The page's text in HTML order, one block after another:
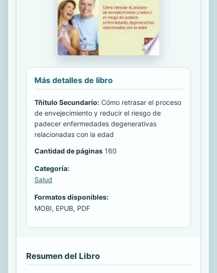
Más detalles de libro
Tñitulo Secundario: Cómo retrasar el proceso
de envejecimiento y reducir el riesgo de
padecer enfermedades degenerativas
relacionadas con la edad
Cantidad de páginas 160
Categoría:
Salud
Formatos disponibles:
MOBI, EPUB, PDF
Resumen del Libro